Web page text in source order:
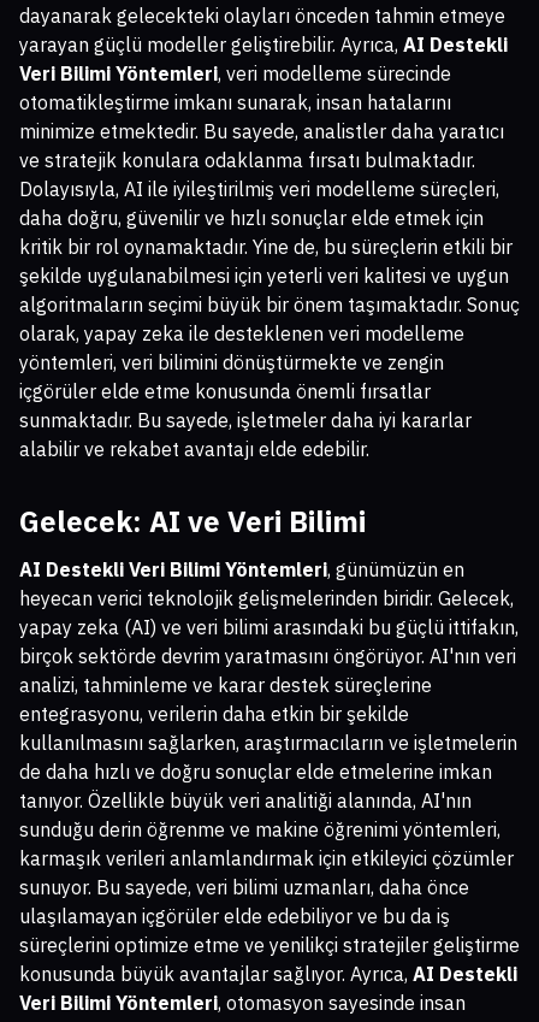
dayanarak gelecekteki olayları önceden tahmin etmeye
yarayan güçlü modeller geliştirebilir. Ayrıca, AI Destekli
Veri Bilimi Yöntemleri, veri modelleme sürecinde
otomatikleştirme imkanı sunarak, insan hatalarını
minimize etmektedir. Bu sayede, analistler daha yaratıcı
ve stratejik konulara odaklanma fırsatı bulmaktadır.
Dolayısıyla, AI ile iyileştirilmiş veri modelleme süreçleri,
daha doğru, güvenilir ve hızlı sonuçlar elde etmek için
kritik bir rol oynamaktadır. Yine de, bu süreçlerin etkili bir
şekilde uygulanabilmesi için yeterli veri kalitesi ve uygun
algoritmaların seçimi büyük bir önem taşımaktadır. Sonuç
olarak, yapay zeka ile desteklenen veri modelleme
yöntemleri, veri bilimini dönüştürmekte ve zengin
içgörüler elde etme konusunda önemli fırsatlar
sunmaktadır. Bu sayede, işletmeler daha iyi kararlar
alabilir ve rekabet avantajı elde edebilir.
Gelecek: AI ve Veri Bilimi
AI Destekli Veri Bilimi Yöntemleri, günümüzün en
heyecan verici teknolojik gelişmelerinden biridir. Gelecek,
yapay zeka (AI) ve veri bilimi arasındaki bu güçlü ittifakın,
birçok sektörde devrim yaratmasını öngörüyor. AI'nın veri
analizi, tahminleme ve karar destek süreçlerine
entegrasyonu, verilerin daha etkin bir şekilde
kullanılmasını sağlarken, araştırmacıların ve işletmelerin
de daha hızlı ve doğru sonuçlar elde etmelerine imkan
tanıyor. Özellikle büyük veri analitiği alanında, AI'nın
sunduğu derin öğrenme ve makine öğrenimi yöntemleri,
karmaşık verileri anlamlandırmak için etkileyici çözümler
sunuyor. Bu sayede, veri bilimi uzmanları, daha önce
ulaşılamayan içgörüler elde edebiliyor ve bu da iş
süreçlerini optimize etme ve yenilikçi stratejiler geliştirme
konusunda büyük avantajlar sağlıyor. Ayrıca, AI Destekli
Veri Bilimi Yöntemleri, otomasyon sayesinde insan